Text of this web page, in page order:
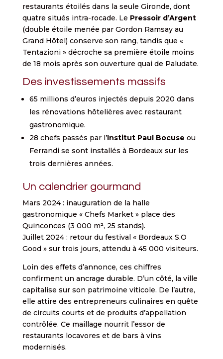
restaurants étoilés dans la seule Gironde, dont
quatre situés intra-rocade. Le Pressoir d’Argent
(double étoile menée par Gordon Ramsay au
Grand Hôtel) conserve son rang, tandis que «
Tentazioni » décroche sa première étoile moins
de 18 mois après son ouverture quai de Paludate.
Des investissements massifs
65 millions d’euros injectés depuis 2020 dans
les rénovations hôtelières avec restaurant
gastronomique.
28 chefs passés par l’Institut Paul Bocuse ou
Ferrandi se sont installés à Bordeaux sur les
trois dernières années.
Un calendrier gourmand
Mars 2024 : inauguration de la halle
gastronomique « Chefs Market » place des
Quinconces (3 000 m², 25 stands).
Juillet 2024 : retour du festival « Bordeaux S.O
Good » sur trois jours, attendu à 45 000 visiteurs.
Loin des effets d’annonce, ces chiffres
confirment un ancrage durable. D’un côté, la ville
capitalise sur son patrimoine viticole. De l’autre,
elle attire des entrepreneurs culinaires en quête
de circuits courts et de produits d’appellation
contrôlée. Ce maillage nourrit l’essor de
restaurants locavores et de bars à vins
modernisés.